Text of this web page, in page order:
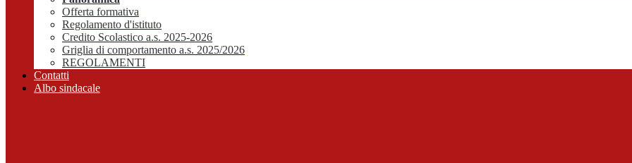
Offerta formativa
Regolamento d'istituto
Credito Scolastico a.s. 2025-2026
Griglia di comportamento a.s. 2025/2026
REGOLAMENTI
Contatti
Albo sindacale